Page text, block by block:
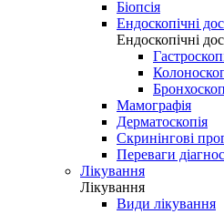
Біопсія
Ендоскопічні
Ендоскопічні
Мамографія
Дерматоскопія
Скринінгові
Переваги
Лікування
Лікування
Види лікування